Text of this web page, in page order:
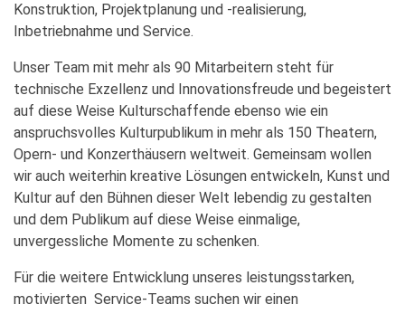
Konstruktion, Projektplanung und -realisierung,
Inbetriebnahme und Service.
Unser Team mit mehr als 90 Mitarbeitern steht für
technische Exzellenz und Innovationsfreude und begeistert
auf diese Weise Kulturschaffende ebenso wie ein
anspruchsvolles Kulturpublikum in mehr als 150 Theatern,
Opern- und Konzerthäusern weltweit. Gemeinsam wollen
wir auch weiterhin kreative Lösungen entwickeln, Kunst und
Kultur auf den Bühnen dieser Welt lebendig zu gestalten
und dem Publikum auf diese Weise einmalige,
unvergessliche Momente zu schenken.
Für die weitere Entwicklung unseres leistungsstarken,
motivierten Service-Teams suchen wir einen